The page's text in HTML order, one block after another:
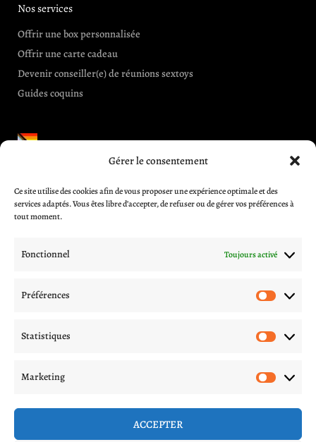
Gérer le consentement
Ce site utilise des cookies afin de vous proposer une expérience optimale et des
services adaptés. Vous êtes libre d’accepter, de refuser ou de gérer vos préférences à
tout moment.
Fonctionnel Toujours activé
Préférences
Statistiques
Marketing
ACCEPTER
Nos services
Offrir une box personnalisée
Offrir une carte cadeau
Devenir conseiller(e) de réunions sextoys
Guides coquins
Informations et aides
CGV
Blog
Contactez-nous
Politique de livraison
Procédures d’échange et remboursement